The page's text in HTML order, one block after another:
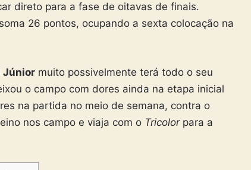
direto para a fase de oitavas de finais.
26 pontos, ocupando a sexta colocação na
Júnior muito possivelmente terá todo o seu
o campo com dores ainda na etapa inicial
na partida no meio de semana, contra o
nos campo e viaja com o Tricolorpara a